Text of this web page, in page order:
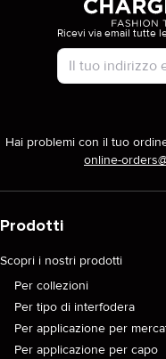
Tipo di account
Ricevi via email tutte
Hai problemi con il tuo
online-
Prodotti
Scopri i nostri prodotti
Per collezioni
Per tipo di interfodera
Per applicazione per
Per applicazione per capo